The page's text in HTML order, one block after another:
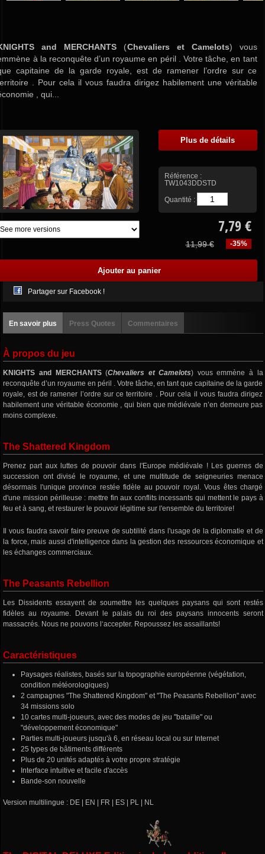
and MERCHANTS (Chevaliers et Camelots) vous
à la reconquête d’un royaume en péril . Votre tâche, en tant
capitaine de la garde royale, est de ramener l’ordre sur ce
. Pour cela il vous faudra dirigez habilement une véritable
, qui...
Plus de détails
Référence :
TW1043DDSTD
Quantité :
7,79 €
-35%
11,99 €
Partager sur Facebook !
En savoir plus Press Quotes Commentaires
À propos du jeu
KNIGHTS and MERCHANTS(Chevaliers et Camelots) vous emmène à la
reconquête d’un royaume en péril . Votre tâche, en tant que capitaine de la garde
royale, est de ramener l’ordre sur ce territoire . Pour cela il vous faudra dirigez
habilement une véritable économie , qui bien que médiévale n’en demeure pas
moins complexe.
The Shattered Kingdom
Prenez part aux luttes de pouvoir dans l'Europe médiévale ! Les guerres de
succession ont divisé le royaume, et une multitude de seigneuries menace
désormais l'unique province restée fidèle au pouvoir royal. Vous êtes chargé
d'une mission périlleuse : mettre fin aux conflits incessants qui mettent le pays à
feu et à sang, et restaurer le pouvoir légitime sur l'ensemble du territoire!
Il vous faudra savoir faire preuve de subtilité dans l'usage de la diplomatie et de
la force, mais aussi d'intelligence dans la gestion des ressources économique et
les échanges commerciaux.
The Peasants Rebellion
Les Dissidents essayent de soumettre les quelques paysans qui sont restés
fidèles au royaume. Devant le palais du roi des paysans innocents seront
massacrés. Nous ne pouvons l‘accepter. Repoussez les assaillants!
Caractéristiques
Paysages réalistes, basés sur la topographie européenne (végétation,
condition météorologiques)
2 campagnes "The Shattered Kingdom" et "The Peasants Rebellion" avec
34 missions solo
10 cartes multi-joueurs, avec des modes de jeu "bataille" ou
"développement économique"
Parties multi-joueurs jusqu'à 6, en réseau local ou sur Internet
25 types de bâtiments différents
Plus de 20 unités adaptés à votre propre stratégie
Interface intuitive et facile d'accès
Bande-son nouvelle
Version multilingue : DE | EN | FR | ES | PL | NL